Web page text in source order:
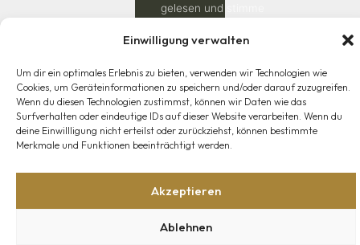
Einwilligung verwalten
Um dir ein optimales Erlebnis zu bieten, verwenden wir Technologien wie
Cookies, um Geräteinformationen zu speichern und/oder darauf zuzugreifen.
Wenn du diesen Technologien zustimmst, können wir Daten wie das
Surfverhalten oder eindeutige IDs auf dieser Website verarbeiten. Wenn du
deine Einwillligung nicht erteilst oder zurückziehst, können bestimmte
Merkmale und Funktionen beeinträchtigt werden.
Akzeptieren
Ablehnen
gelesen und stimme
meiner Daten zu.
Anfrage
absenden
Lieferung Widerrufsrecht
© 2026 - Jagdwaffen & Sportwaffen Klaus Pickert. Alle